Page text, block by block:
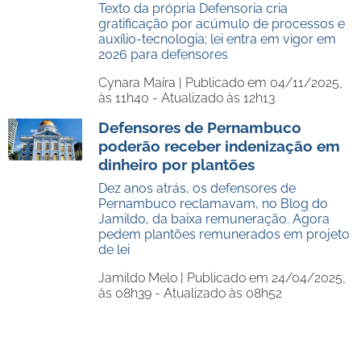
Texto da própria Defensoria cria
gratificação por acúmulo de processos e
auxílio-tecnologia; lei entra em vigor em
2026 para defensores
Cynara Maíra | Publicado em 04/11/2025,
às 11h40 - Atualizado às 12h13
Defensores de Pernambuco
poderão receber indenização em
dinheiro por plantões
Dez anos atrás, os defensores de
Pernambuco reclamavam, no Blog do
Jamildo, da baixa remuneração. Agora
pedem plantões remunerados em projeto
de lei
Jamildo Melo | Publicado em 24/04/2025,
às 08h39 - Atualizado às 08h52